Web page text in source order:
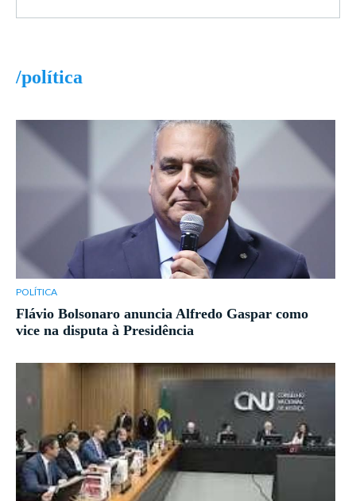
/política
POLÍTICA
Flávio Bolsonaro anuncia Alfredo Gaspar como
vice na disputa à Presidência